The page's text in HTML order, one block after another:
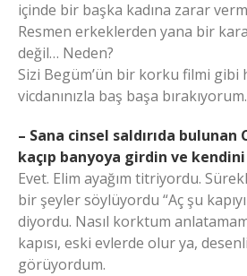
içinde bir başka kadına zarar
Resmen erkeklerden yana bir
değil… Neden?
Sizi Begüm’ün bir korku filmi gibi
vicdanınızla baş başa
– Sana cinsel saldırıda bulunan
kaçıp banyoya girdin ve
Evet. Elim ayağım titriyordu.
bir şeyler söylüyordu “Aç şu
diyordu. Nasıl korktum
kapısı, eski evlerde olur ya,
görüyordum.